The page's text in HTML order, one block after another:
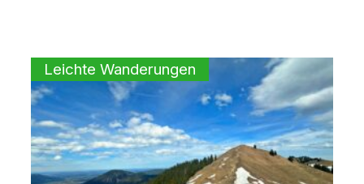
Leichte Wanderungen